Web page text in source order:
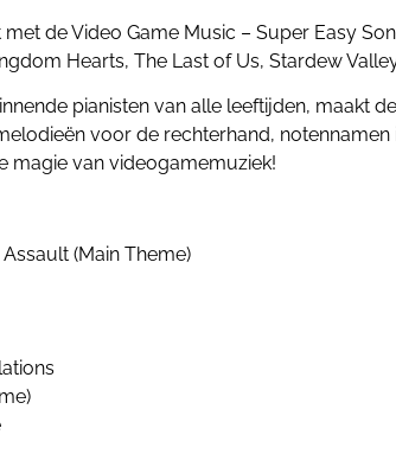
de Video Game Music – Super Easy
Hearts, The Last of Us, Stardew
pianisten van alle leeftijden, maakt
voor de rechterhand,
magie van videogamemuziek!
(Main Theme)